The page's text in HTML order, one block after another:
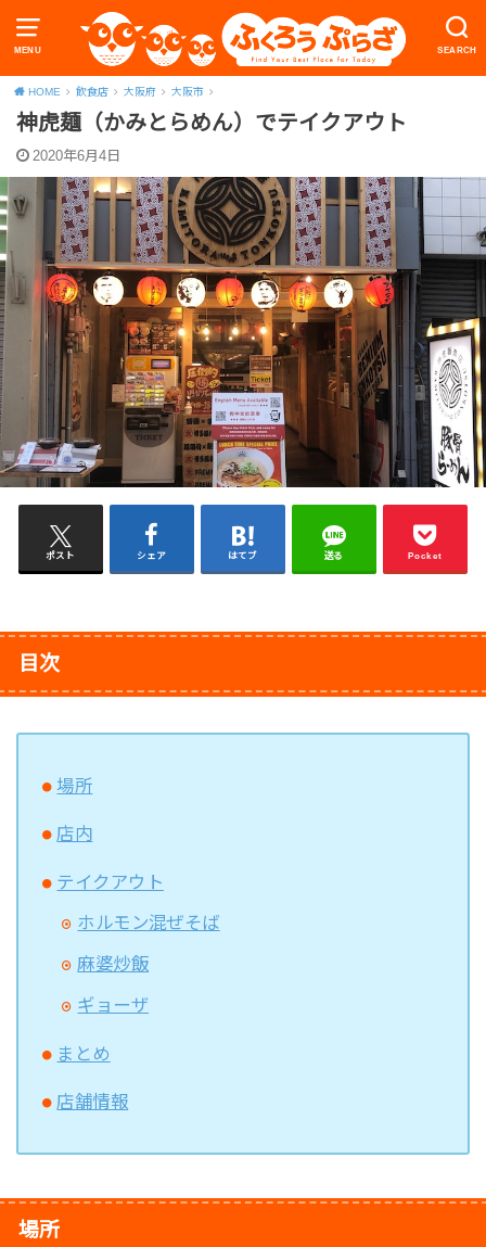
MENU SEARCH
HOME 飲食店 大阪府 大阪市
神虎麺（かみとらめん）でテイクアウト
2020年6月4日
ポスト シェア はてブ 送る Pocket
目次
場所
店内
テイクアウト
ホルモン混ぜそば
麻婆炒飯
ギョーザ
まとめ
店舗情報
場所